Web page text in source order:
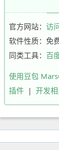
官方网站： 访
软件性质：免
同类工具： 百
使用豆包
插件 | 开发